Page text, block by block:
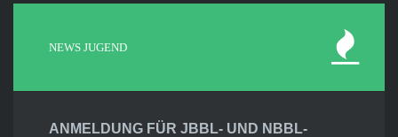
NEWS JUGEND
ANMELDUNG FÜR JBBL- UND NBBL-